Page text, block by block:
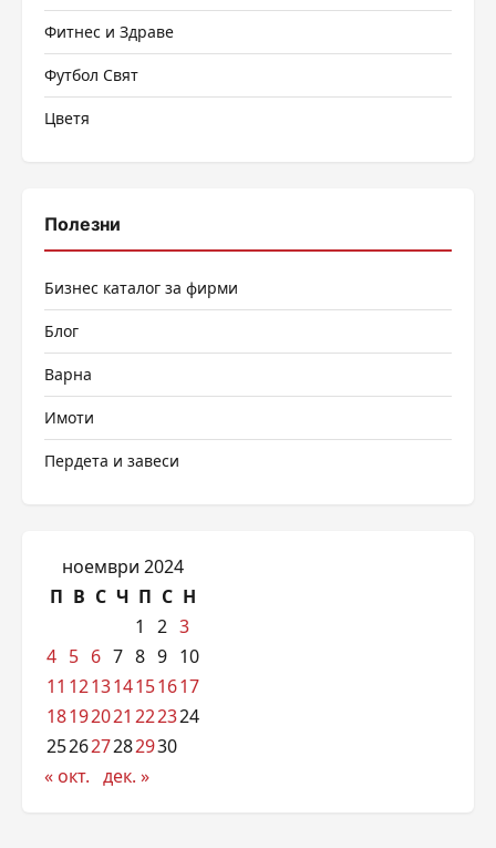
Фитнес и Здраве
Футбол Свят
Цветя
Полезни
Бизнес каталог за фирми
Блог
Варна
Имоти
Пердета и завеси
ноември 2024
П В С Ч П С Н
1
2 3
4 5 6 7 8 9 10
11 121314151617
18192021 222324
252627282930
« окт. дек. »